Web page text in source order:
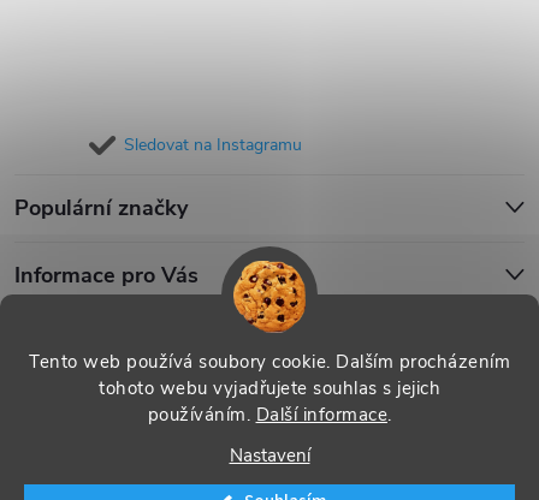
Tento web používá soubory cookie. Dalším procházením
tohoto webu vyjadřujete souhlas s jejich
používáním. Další informace.
Nastavení
Sledovat na Instagramu
Populární značky
Informace pro Vás
Copyright 2026 . Všechna práva vyhrazena.
nastavení cookies